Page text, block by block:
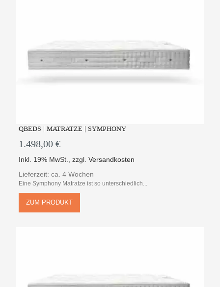
QBEDS | MATRATZE | SYMPHONY
1.498,00 €
Inkl. 19% MwSt.,zzgl.Versandkosten
Lieferzeit: ca. 4 Wochen
Eine Symphony Matratze ist so unterschiedlich...
ZUM PRODUKT